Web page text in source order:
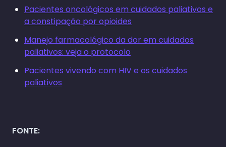
Pacientes oncológicos em cuidados paliativos e
a constipação por opioides
Manejo farmacológico da dor em cuidados
paliativos: veja o protocolo
Pacientes vivendo com HIV e os cuidados
paliativos
FONTE: